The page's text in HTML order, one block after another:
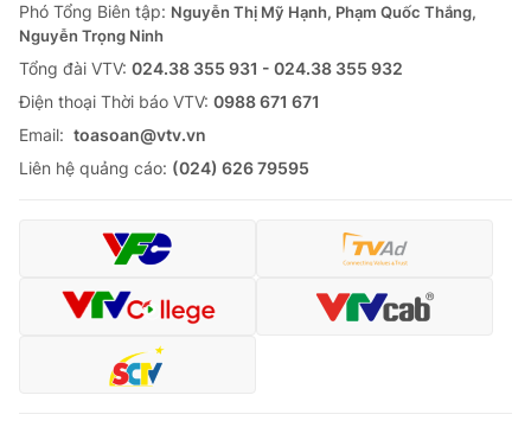
Phó Tổng Biên tập: Nguyễn Thị Mỹ Hạnh, Phạm Quốc Thắng,
Nguyễn Trọng Ninh
Tổng đài VTV: 024.38 355 931 - 024.38 355 932
Ðiện thoại Thời báo VTV: 0988 671 671
Email: toasoan@vtv.vn
Liên hệ quảng cáo: (024) 626 79595